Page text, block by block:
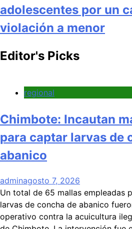
adolescentes por un
violación a menor
Editor's Picks
regional
Chimbote: Incautan
para captar larvas de
abanico
adminagosto 7, 2026
Un total de 65 mallas empleadas
larvas de concha de abanico
operativo contra la acuicultura